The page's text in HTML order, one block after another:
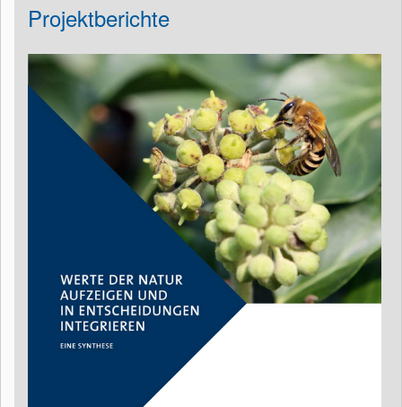
Projektberichte